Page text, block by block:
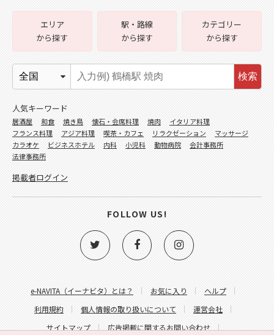
e-NAVITA（イーナビタ）とは？ お気に入り
ヘルプ
利用規約
個人情報の取り扱いについて
運営会社
サイトマップ
広告掲載に関するお問い合わせ
エリア
から探す
駅・路線
から探す
カテゴリー
から探す
検索
人気キーワード
居酒屋 和食 焼き鳥 懐石・会席料理 焼肉
イタリア料理
フランス料理
アジア料理 喫茶・カフェ リラクゼーション
マッサージ
カラオケ
ビジネスホテル 内科 小児科 動物病院
会計事務所
法律事務所
掲載者ログイン
FOLLOW US!